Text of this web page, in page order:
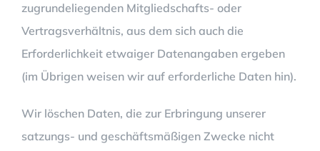
zugrundeliegenden Mitgliedschafts- oder
Vertragsverhältnis, aus dem sich auch die
Erforderlichkeit etwaiger Datenangaben ergeben
(im Übrigen weisen wir auf erforderliche Daten hin).
Wir löschen Daten, die zur Erbringung unserer
satzungs- und geschäftsmäßigen Zwecke nicht